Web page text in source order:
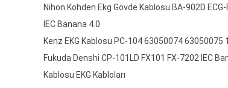
Nihon Kohden Ekg Gövde Kablosu BA-902D
IEC Banana 4.0
Kenz EKG Kablosu PC-104 63050074 63050075
Fukuda Denshi CP-101LD FX101 FX-7202 IEC
Kablosu EKG Kabloları